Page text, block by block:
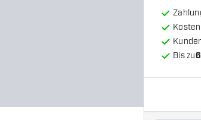
Bis zu